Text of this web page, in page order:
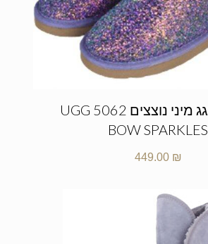
מגפי האגג מיני נוצצים UGG 5062
BOW SPARKLES
449.00 ₪